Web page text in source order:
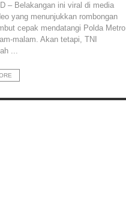
– Belakangan ini viral di media
yang menunjukkan rombongan
cepak mendatangi Polda Metro
malam. Akan tetapi, TNI
...